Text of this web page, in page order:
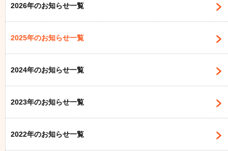
2026年のお知らせ一覧
2025年のお知らせ一覧
2024年のお知らせ一覧
2023年のお知らせ一覧
2022年のお知らせ一覧